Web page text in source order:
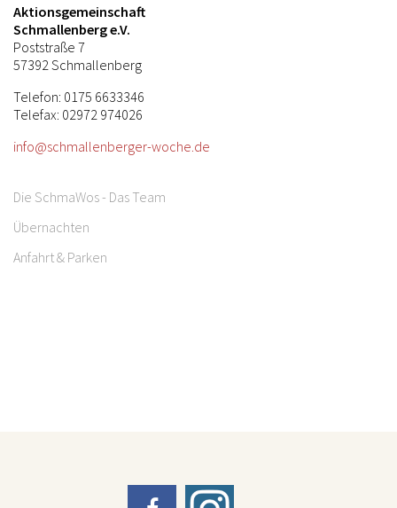
Aktionsgemeinschaft
Schmallenberg e.V.
Poststraße 7
57392 Schmallenberg
Telefon: 0175 6633346
Telefax: 02972 974026
info@schmallenberger-woche.de
Die SchmaWos - Das Team
Übernachten
Anfahrt & Parken